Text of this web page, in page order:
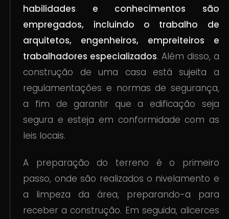
habilidades e conhecimentos são
empregados, incluindo o trabalho de
arquitetos, engenheiros, empreiteiros e
trabalhadores especializados. Além disso, a
construção de uma casa está sujeita a
regulamentações e normas de segurança,
a fim de garantir que a edificação seja
segura e esteja em conformidade com as
leis locais.
A preparação do terreno é o primeiro
passo, onde são realizados o nivelamento e
a limpeza da área, preparando-a para
receber a construção. Em seguida, alicerces